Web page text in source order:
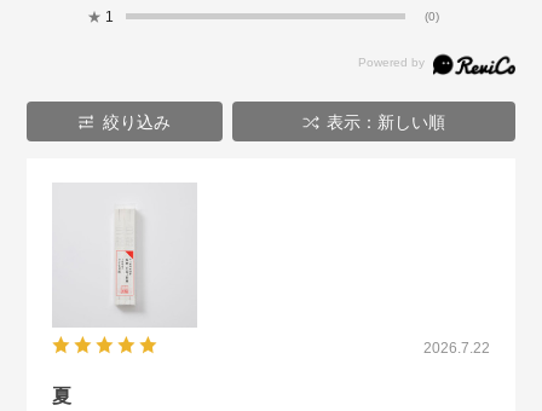
★ 1 (0)
絞り込み 表示：新しい順
2026.7.22
夏